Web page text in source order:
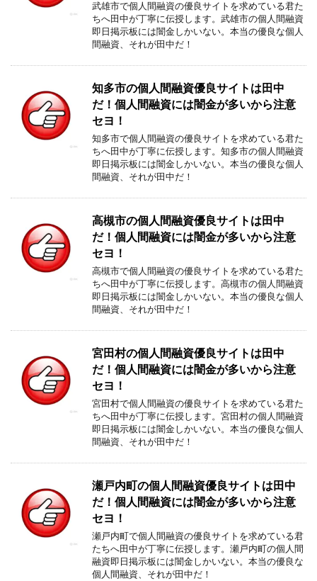
武雄市で個人間融資の優良サイトを求めている君た
ちへ田中が丁寧に伝授します。武雄市の個人間融資
即日掲示板には闇金しかいない。本当の優良な個人
間融資、それが田中だ！
知多市の個人間融資優良サイトは田中
だ！個人間融資には闇金が多いから注意
セヨ！
知多市で個人間融資の優良サイトを求めている君た
ちへ田中が丁寧に伝授します。知多市の個人間融資
即日掲示板には闇金しかいない。本当の優良な個人
間融資、それが田中だ！
高槻市の個人間融資優良サイトは田中
だ！個人間融資には闇金が多いから注意
セヨ！
高槻市で個人間融資の優良サイトを求めている君た
ちへ田中が丁寧に伝授します。高槻市の個人間融資
即日掲示板には闇金しかいない。本当の優良な個人
間融資、それが田中だ！
宮田村の個人間融資優良サイトは田中
だ！個人間融資には闇金が多いから注意
セヨ！
宮田村で個人間融資の優良サイトを求めている君た
ちへ田中が丁寧に伝授します。宮田村の個人間融資
即日掲示板には闇金しかいない。本当の優良な個人
間融資、それが田中だ！
瀬戸内町の個人間融資優良サイトは田中
だ！個人間融資には闇金が多いから注意
セヨ！
瀬戸内町で個人間融資の優良サイトを求めている君
たちへ田中が丁寧に伝授します。瀬戸内町の個人間
融資即日掲示板には闇金しかいない。本当の優良な
個人間融資、それが田中だ！